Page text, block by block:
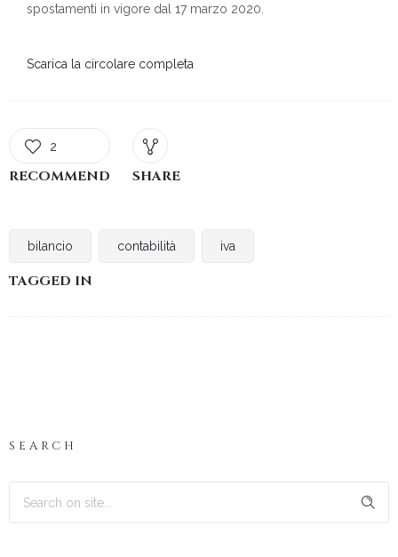
spostamenti in vigore dal 17 marzo 2020.
Scarica la circolare completa
2
RECOMMEND SHARE
bilancio contabilità iva
TAGGED IN
SEARCH